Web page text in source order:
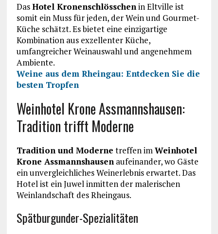
DasHotel Kronenschlösschenin Eltville ist
somit ein Muss für jeden, der Wein und Gourmet-
Küche schätzt. Es bietet eine einzigartige
Kombination aus exzellenter Küche,
umfangreicher Weinauswahl und angenehmem
Ambiente.
Weine aus dem Rheingau: Entdecken Sie die
besten Tropfen
Weinhotel Krone Assmannshausen:
Tradition trifft Moderne
Tradition und Moderne treffen imWeinhotel
Krone Assmannshausenaufeinander, wo Gäste
ein unvergleichliches Weinerlebnis erwartet. Das
Hotel ist ein Juwel inmitten der malerischen
Weinlandschaft des Rheingaus.
Spätburgunder-Spezialitäten